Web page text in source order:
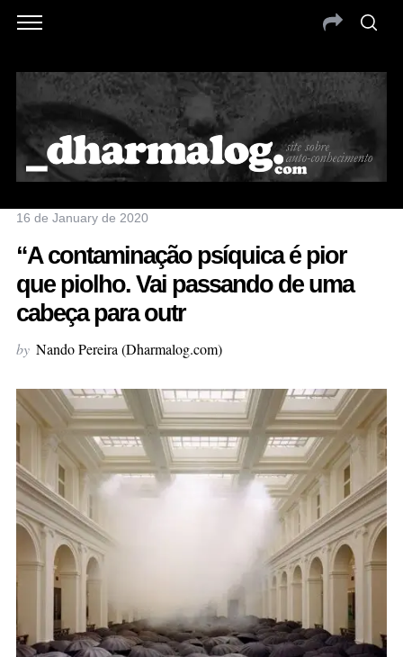
16 de January de 2020
“A contaminação psíquica é pior
que piolho. Vai passando de uma
cabeça para outr
by Nando Pereira (Dharmalog.com)